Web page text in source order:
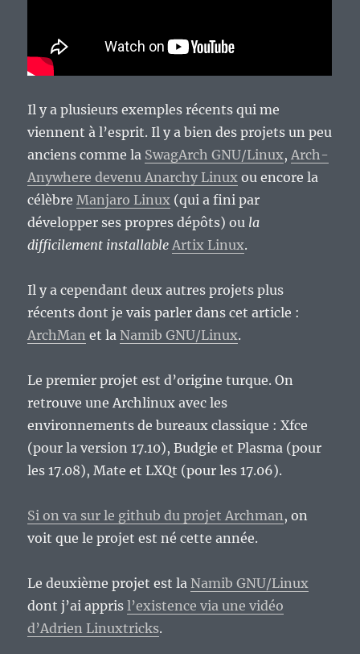
Il y a plusieurs exemples récents qui me
viennent à l’esprit. Il y a bien des projets un peu
anciens comme la SwagArch GNU/Linux,Arch-
Anywhere devenu Anarchy Linux ou encore la
célèbreManjaro Linux (qui a fini par
développer ses propres dépôts) ou la
difficilement installable Artix Linux.
Il y a cependant deux autres projets plus
récents dont je vais parler dans cet article :
ArchMan et la Namib GNU/Linux.
Le premier projet est d’origine turque. On
retrouve une Archlinux avec les
environnements de bureaux classique : Xfce
(pour la version 17.10), Budgie et Plasma (pour
les 17.08), Mate et LXQt (pour les 17.06).
Si on va sur le github du projet Archman, on
voit que le projet est né cette année.
Le deuxième projet est la Namib GNU/Linux
dont j’ai apprisl’existence via une vidéo
d’Adrien Linuxtricks.